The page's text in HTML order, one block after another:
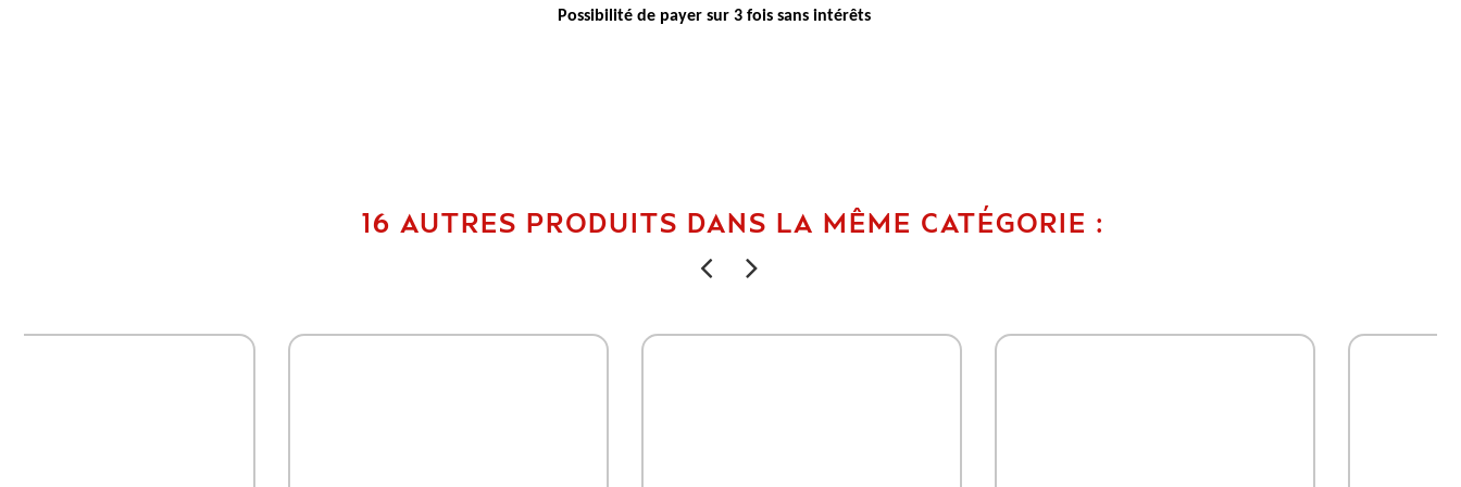
Possibilité de payer sur 3 fois sans intérêts
16 AUTRES PRODUITS DANS LA MÊME CATÉGORIE :